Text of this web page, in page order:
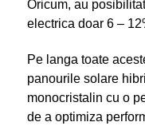
Oricum, au
electrica doar 6 –
Pe langa toate
panourile solare
monocristalin cu o
de a optimiza